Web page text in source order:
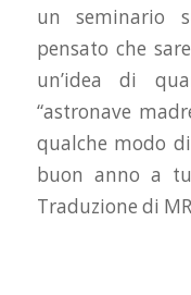
un seminario
pensato che
un’idea di
“astronave
qualche modo
buon anno a
Traduzione di